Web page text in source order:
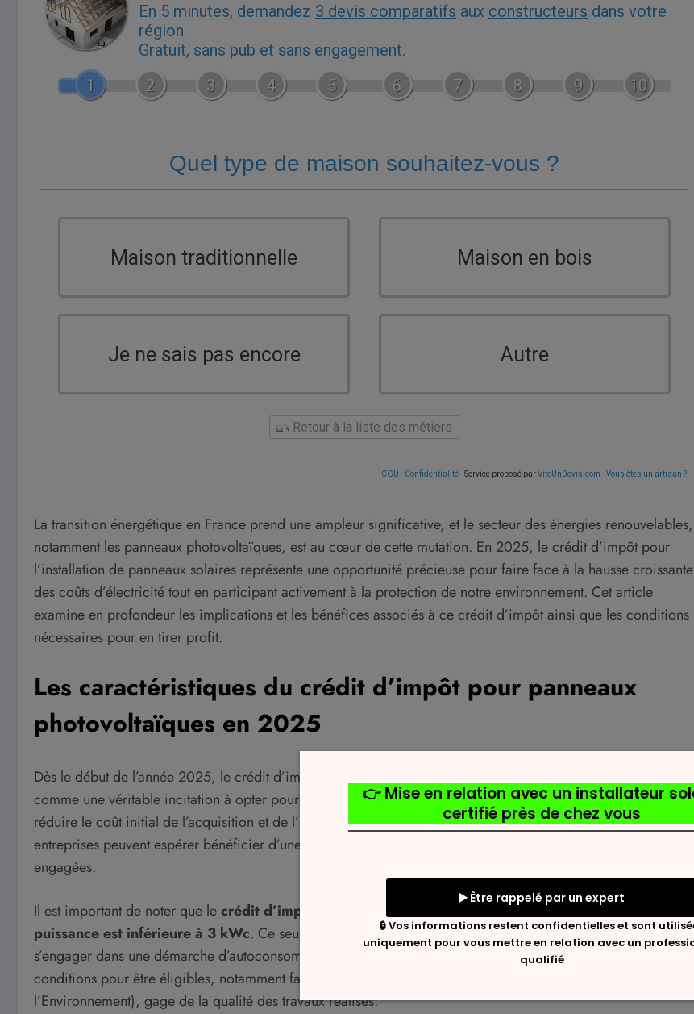
En 5 minutes, demandez 3 devis comparatifs aux constructeurs dans votre
région.
Gratuit, sans pub et sans engagement.
1
2 3 4 5 6 7 8 9 10
Quel type de maison souhaitez-vous ?
Maison traditionnelle Maison en bois
Je ne sais pas encore Autre
Retour à la liste des métiers
CGU - Confidentialité- Service proposé parViteUnDevis.com -Vous êtes un artisan ?
La transition énergétique en France prend une ampleur significative, et le secteur des énergies renouvelables,
notamment les panneaux photovoltaïques, est au cœur de cette mutation. En 2025, le crédit d’impôt pour
l’installation de panneaux solaires représente une opportunité précieuse pour faire face à la hausse croissante
des coûts d’électricité tout en participant activement à la protection de notre environnement. Cet article
examine en profondeur les implications et les bénéfices associés à ce crédit d’impôt ainsi que les conditions
nécessaires pour en tirer profit.
Les caractéristiques du crédit d’impôt pour panneaux
photovoltaïques en 2025
Dès le début de l’année 2025, le crédit d’impôt pour l’installation de panneaux photovoltaïques apparaît
comme une véritable incitation à opter pour les énergies renouvelables. Ce crédit d’impôt est conçu pour
réduire le coût initial de l’acquisition et de l’installation de panneaux solaires. Ainsi, les ménages et les
entreprises peuvent espérer bénéficier d’une déduction fiscale qui peut aller jusqu’à 30 % des dépenses
engagées.
Il est important de noter que lecrédit d’impôt concerne principalement les installations dont la
puissance est inférieure à 3 kWc. Ce seuil est déterminant, car il permet à la majorité des foyers de
s’engager dans une démarche d’autoconsommation. Les contribuables doivent cependant respecter certaines
conditions pour être éligibles, notamment faire appel à un installateur certifié RGE (Reconnu Garant de
l’Environnement), gage de la qualité des travaux réalisés.